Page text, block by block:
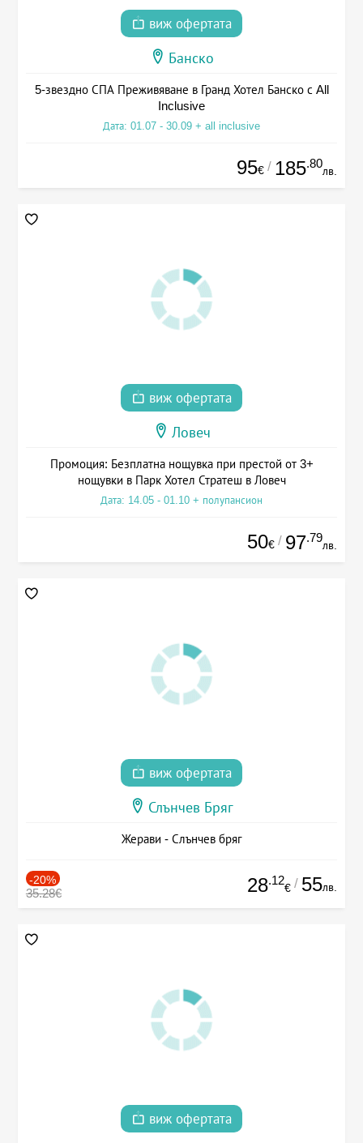
виж офертата
Банско
5-звездно СПА Преживяване в Гранд Хотел Банско с All
Inclusive
Дата: 01.07 - 30.09 + all inclusive
95€ / 185.80
лв.
виж офертата
Ловеч
Промоция: Безплатна нощувка при престой от 3+
нощувки в Парк Хотел Стратеш в Ловеч
Дата: 14.05 - 01.10 + полупансион
50€ / 97.79
лв.
виж офертата
Слънчев Бряг
Жерави - Слънчев бряг
-20%
35.28€ 28.12
€ / 55лв.
виж офертата